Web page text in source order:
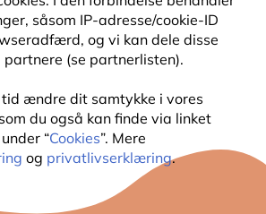
såsom IP-adresse/cookie-ID
og vi kan dele disse
(se partnerlisten).
ændre dit samtykke i vores
du også kan finde via linket
“Cookies”. Mere
og privatlivserklæring.